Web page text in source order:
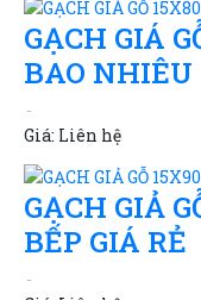
GẠCH GIÁ
BAO NHIÊU
Giá: Liên hệ
GẠCH GIẢ
BẾP GIÁ RẺ